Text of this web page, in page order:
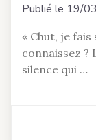
Publié le 19/
« Chut, je fais
connaissez ?
silence qui …